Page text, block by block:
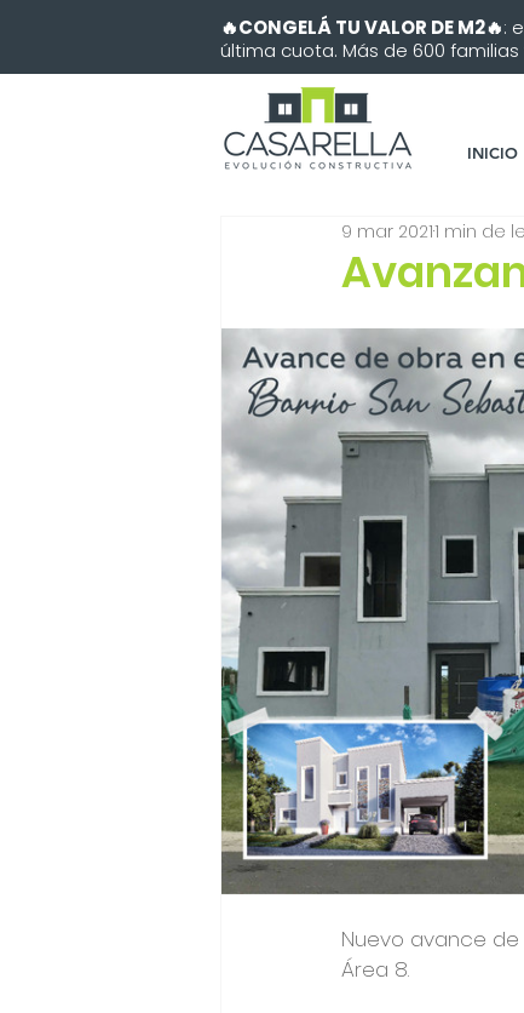
🔥CONGELÁ TU VALOR DE M2🔥:
última cuota. Más de 600 familias
INICIO
9 mar 20211 min de
Nuevo avance
Área 8.